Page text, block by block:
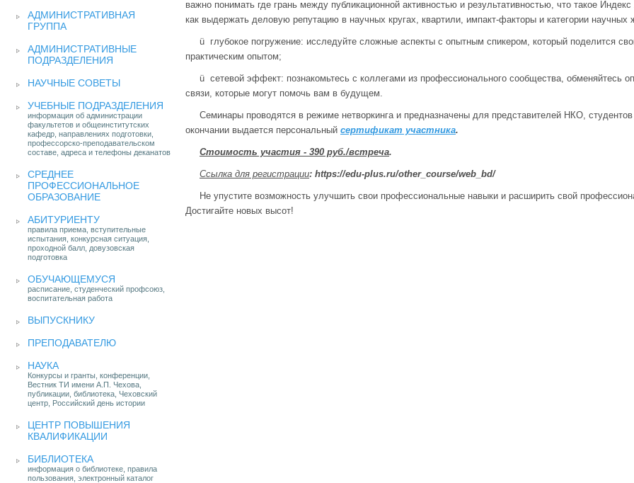
АДМИНИСТРАТИВНАЯ
ГРУППА
АДМИНИСТРАТИВНЫЕ
ПОДРАЗДЕЛЕНИЯ
НАУЧНЫЕ СОВЕТЫ
УЧЕБНЫЕ ПОДРАЗДЕЛЕНИЯ
информация об администрации
факультетов и общеинститутских
кафедр, направлениях подготовки,
профессорско-преподавательском
составе, адреса и телефоны деканатов
СРЕДНЕЕ
ПРОФЕССИОНАЛЬНОЕ
ОБРАЗОВАНИЕ
АБИТУРИЕНТУ
правила приема, вступительные
испытания, конкурсная ситуация,
проходной балл, довузовская
подготовка
ОБУЧАЮЩЕМУСЯ
расписание, студенческий профсоюз,
воспитательная работа
ВЫПУСКНИКУ
ПРЕПОДАВАТЕЛЮ
НАУКА
Конкурсы и гранты, конференции,
Вестник ТИ имени А.П. Чехова,
публикации, библиотека, Чеховский
центр, Российский день истории
ЦЕНТР ПОВЫШЕНИЯ
КВАЛИФИКАЦИИ
БИБЛИОТЕКА
информация о библиотеке, правила
пользования, электронный каталог
важно понимать где грань между публикационной активностью и результативностью, что такое
как выдержать деловую репутацию в научных кругах, квартили, импакт-факторы и категории научных
ü глубокое погружение: исследуйте сложные аспекты с опытным спикером, который поделится
практическим опытом;
ü сетевой эффект: познакомьтесь с коллегами из профессионального сообщества, обменяйтесь
связи, которые могут помочь вам в будущем.
Семинары проводятся в режиме нетворкинга и предназначены для представителей НКО,
окончании выдается персональный сертификат участника.
Стоимость участия - 390 руб./встреча.
Ссылка для регистрации: https://edu-plus.ru/other_course/web_bd/
Не упустите возможность улучшить свои профессиональные навыки и расширить свой
Достигайте новых высот!